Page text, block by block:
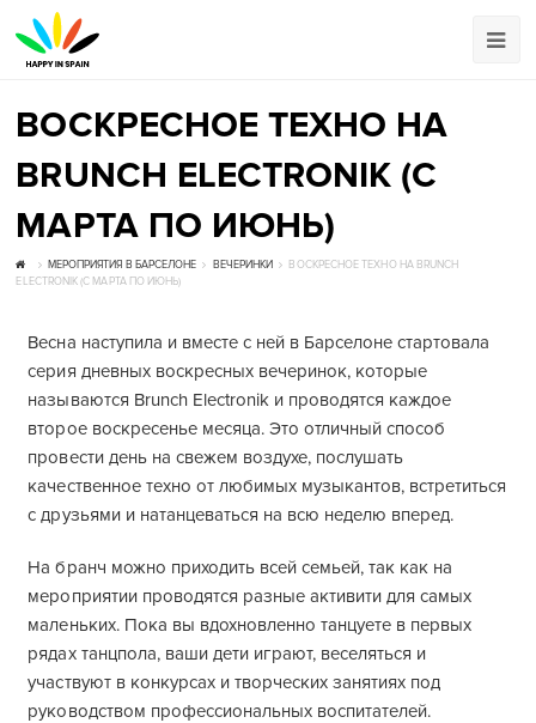
ВОСКРЕСНОЕ ТЕХНО НА
BRUNCH ELECTRONIK (С
МАРТА ПО ИЮНЬ)
МЕРОПРИЯТИЯ В БАРСЕЛОНЕ ВЕЧЕРИНКИ
ВОСКРЕСНОЕ ТЕХНО НА BRUNCH
ELECTRONIK (С МАРТА ПО ИЮНЬ)
Весна наступила и вместе с ней в Барселоне стартовала
серия дневных воскресных вечеринок, которые
называются Brunch Electronik и проводятся каждое
второе воскресенье месяца. Это отличный способ
провести день на свежем воздухе, послушать
качественное техно от любимых музыкантов, встретиться
с друзьями и натанцеваться на всю неделю вперед.
На бранч можно приходить всей семьей, так как на
мероприятии проводятся разные активити для самых
маленьких. Пока вы вдохновленно танцуете в первых
рядах танцпола, ваши дети играют, веселяться и
участвуют в конкурсах и творческих занятиях под
руководством профессиональных воспитателей.